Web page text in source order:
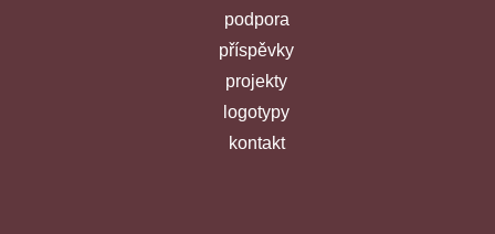
podpora
příspěvky
projekty
logotypy
kontakt